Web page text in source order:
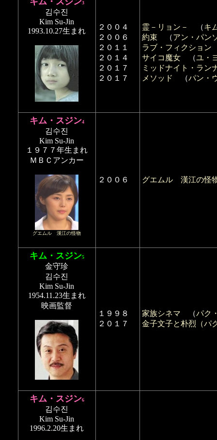
3
김수진
Kim Su-Jin
1993.10.27生まれ
２００４
２００６
２０１１
２０１４
２０１７
２０１７
霊－リョン－ （キ
約束 （アン・パン
ラブ・フィクション
サイコ魔女 （ユ・
ミッドナイト・ラン
メソッド
（パン・
キム・スジン4
김수진
Kim Su-Jin
１９７７年生まれ
ＭＢＣアンカー
グエムル 漢江の怪物
２００６ グエムル 漢江の怪
キム・スジン5
金守珍
김수진
Kim Su-Jin
1954.11.23生まれ
映画監督
１９９８
２０１７
家族シネマ （パク
金子文子と朴烈（パ
キム・スジン6
김수진
Kim Su-Jin
1996.2.20生まれ